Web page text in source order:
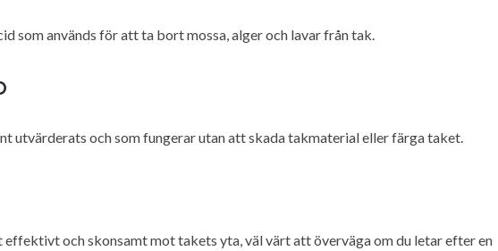
som används för att ta bort mossa, alger och lavar från tak.
utvärderats och som fungerar utan att skada takmaterial eller färga taket.
effektivt och skonsamt mot takets yta, väl värt att överväga om du letar efter en